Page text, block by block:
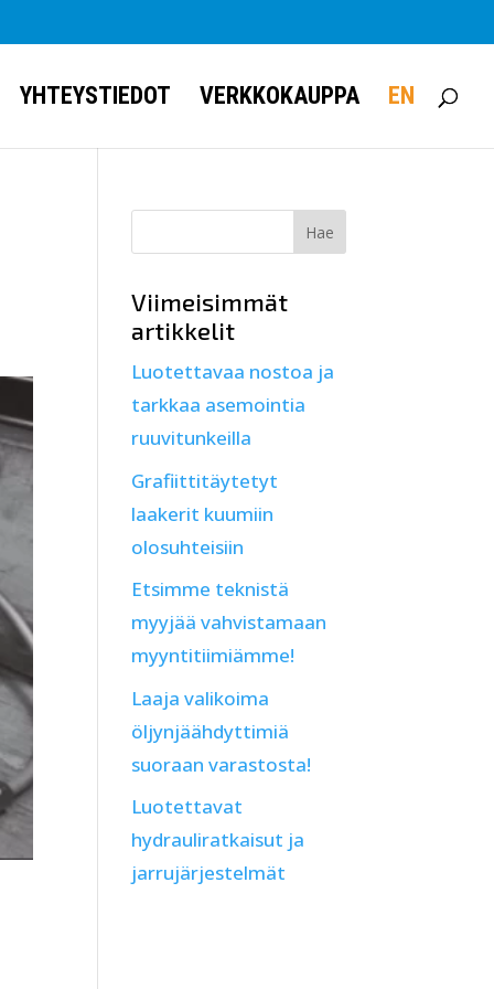
YHTEYSTIEDOT VERKKOKAUPPA EN
Viimeisimmät
artikkelit
Luotettavaa nostoa ja
tarkkaa asemointia
ruuvitunkeilla
Grafiittitäytetyt
laakerit kuumiin
olosuhteisiin
Etsimme teknistä
myyjää vahvistamaan
myyntitiimiämme!
Laaja valikoima
öljynjäähdyttimiä
suoraan varastosta!
Luotettavat
hydrauliratkaisut ja
jarrujärjestelmät